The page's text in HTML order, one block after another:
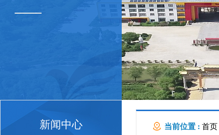
新闻中心 当前位置 : 首页